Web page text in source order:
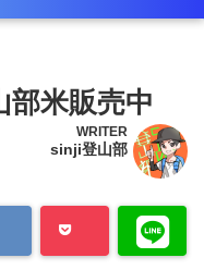
部米販売中
WRITER
sinji登山部